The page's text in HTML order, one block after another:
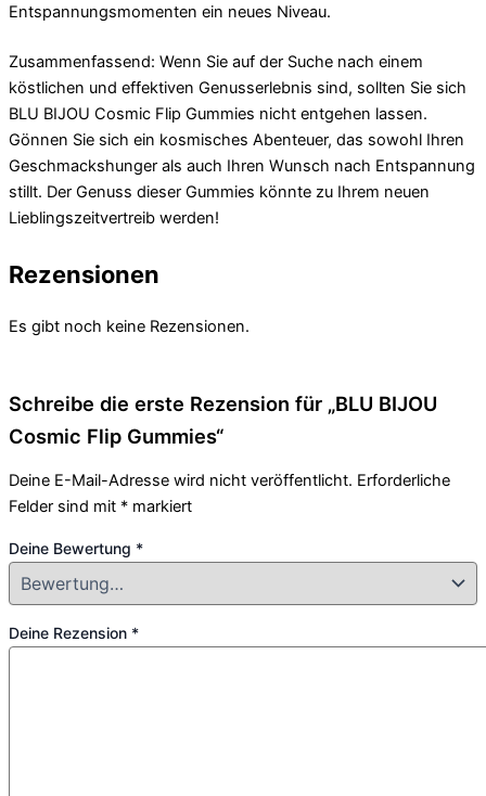
Entspannungsmomenten ein neues Niveau.
Zusammenfassend: Wenn Sie auf der Suche nach einem
köstlichen und effektiven Genusserlebnis sind, sollten Sie sich
BLU BIJOU Cosmic Flip Gummies nicht entgehen lassen.
Gönnen Sie sich ein kosmisches Abenteuer, das sowohl Ihren
Geschmackshunger als auch Ihren Wunsch nach Entspannung
stillt. Der Genuss dieser Gummies könnte zu Ihrem neuen
Lieblingszeitvertreib werden!
Rezensionen
Es gibt noch keine Rezensionen.
Schreibe die erste Rezension für „BLU BIJOU
Cosmic Flip Gummies“
Deine E-Mail-Adresse wird nicht veröffentlicht. Erforderliche
Felder sind mit * markiert
Deine Bewertung *
Deine Rezension *